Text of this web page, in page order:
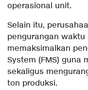
operasional unit.
Selain itu,
pengurangan
memaksimalkan
System (FMS) guna
sekaligus
ton produksi.